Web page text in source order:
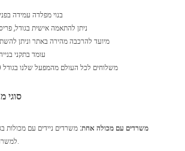
• בנוי מפלדה עמידה
• ניתן להתאמה אישית בגודל,
• מיועד להרכבה מהירה באתר וניתן להשתמש בו
• עומד בתקני
• משלוחים לכל העולם מהמפעל שלנו בגודל 60,000 מ"ר בסוז'ואו, סין
סוגי
משרדים עם מכולה אחת:
למשרדים באתר ולמשרדים זמניים.